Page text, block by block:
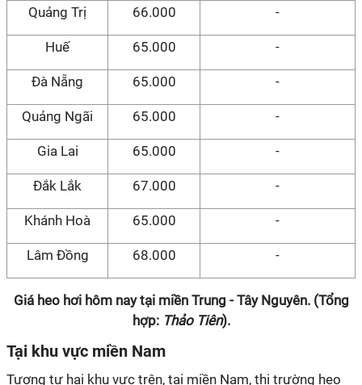
Quảng Trị 66.000 -
Huế 65.000 -
Đà Nẵng 65.000 -
Quảng Ngãi 65.000 -
Gia Lai 65.000 -
Đắk Lắk 67.000 -
Khánh Hoà 65.000 -
Lâm Đồng 68.000 -
Giá heo hơi hôm nay tại miền Trung - Tây Nguyên. (Tổng
hợp: Thảo Tiên).
Tại khu vực miền Nam
Tương tự hai khu vực trên, tại miền Nam, thị trường heo